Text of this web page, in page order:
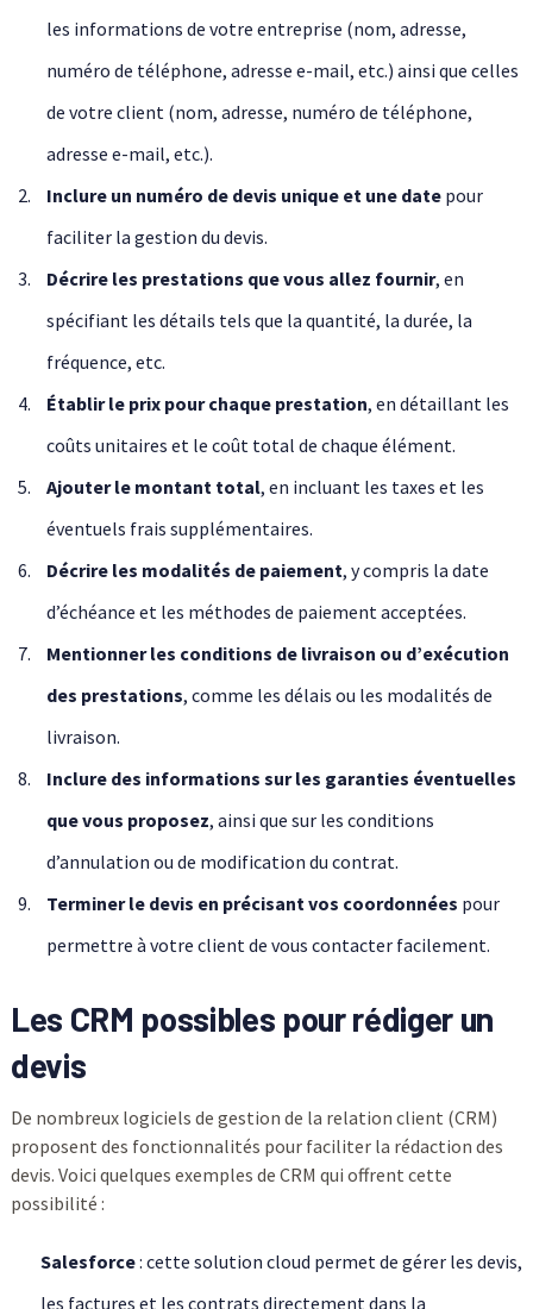
les informations de votre entreprise (nom, adresse,
numéro de téléphone, adresse e-mail, etc.) ainsi que celles
de votre client (nom, adresse, numéro de téléphone,
adresse e-mail, etc.).
Inclure un numéro de devis unique et une datepour
faciliter la gestion du devis.
Décrire les prestations que vous allez fournir, en
spécifiant les détails tels que la quantité, la durée, la
fréquence, etc.
Établir le prix pour chaque prestation, en détaillant les
coûts unitaires et le coût total de chaque élément.
Ajouter le montant total, en incluant les taxes et les
éventuels frais supplémentaires.
Décrire les modalités de paiement, y compris la date
d’échéance et les méthodes de paiement acceptées.
Mentionner les conditions de livraison ou d’exécution
des prestations, comme les délais ou les modalités de
livraison.
Inclure des informations sur les garanties éventuelles
que vous proposez, ainsi que sur les conditions
d’annulation ou de modification du contrat.
Terminer le devis en précisant vos coordonnées pour
permettre à votre client de vous contacter facilement.
Les CRM possibles pour rédiger un
devis
De nombreux logiciels de gestion de la relation client (CRM)
proposent des fonctionnalités pour faciliter la rédaction des
devis. Voici quelques exemples de CRM qui offrent cette
possibilité :
Salesforce: cette solution cloud permet de gérer les devis,
les factures et les contrats directement dans la